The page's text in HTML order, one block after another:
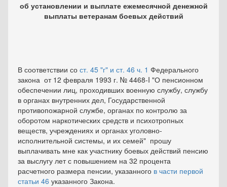
об установлении и выплате ежемесячной денежной
выплаты ветеранам боевых действий
В соответствии со ст. 45 "г" и ст. 46 ч. 1 Федерального
закона от 12 февраля 1993 г. № 4468-I "О пенсионном
обеспечении лиц, проходивших военную службу, службу
в органах внутренних дел, Государственной
противопожарной службе, органах по контролю за
оборотом наркотических средств и психотропных
веществ, учреждениях и органах уголовно-
исполнительной системы, и их семей" прошу
выплачивать мне как участнику боевых действий пенсию
за выслугу лет с повышением на 32 процента
расчетного размера пенсии, указанного в части первой
статьи 46 указанного Закона.